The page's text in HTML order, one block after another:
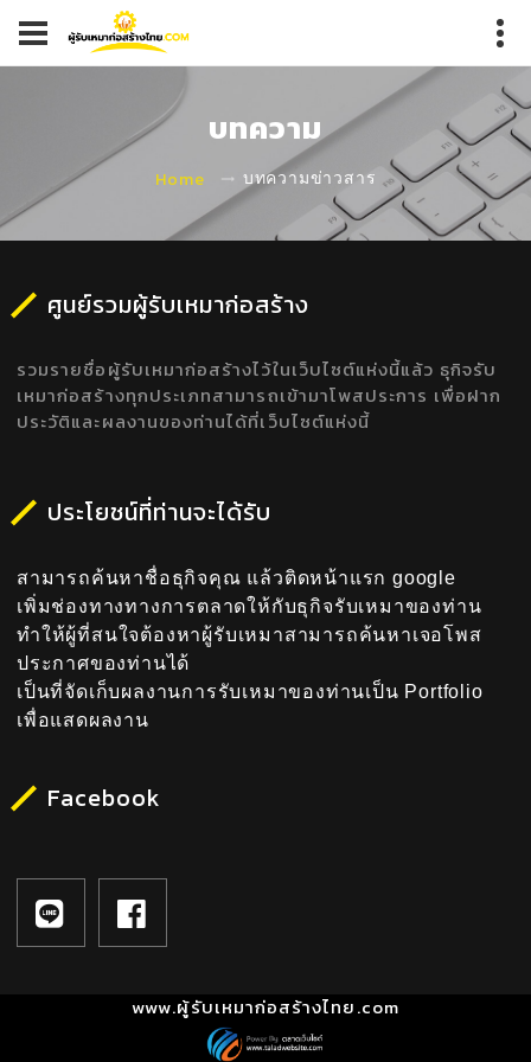
บทความ
Home บทความข่าวสาร
ศูนย์รวมผู้รับเหมาก่อสร้าง
รวมรายชื่อผู้รับเหมาก่อสร้างไว้ในเว็บไซต์แห่งนี้แล้ว ธุกิจรับ
เหมาก่อสร้างทุกประเภทสามารถเข้ามาโพสประการ เพื่อฝาก
ประวัติและผลงานของท่านได้ที่เว็บไซต์แห่งนี้
ประโยชน์ที่ท่านจะได้รับ
สามารถค้นหาชื่อธุกิจคุณ แล้วติดหน้าแรก google
เพิ่มช่องทางทางการตลาดให้กับธุกิจรับเหมาของท่าน
ทำให้ผู้ที่สนใจต้องหาผู้รับเหมาสามารถค้นหาเจอโพส
ประกาศของท่านได้
เป็นที่จัดเก็บผลงานการรับเหมาของท่านเป็น Portfolio
เพื่อแสดผลงาน
Facebook
www.ผู้รับเหมาก่อสร้างไทย.com